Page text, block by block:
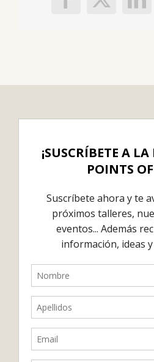
Facebook
X